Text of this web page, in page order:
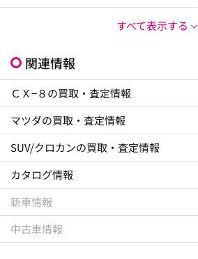
すべて表示する
関連情報
ＣＸ−８の買取・査定情報
マツダの買取・査定情報
SUV/クロカンの買取・査定情報
カタログ情報
新車情報
中古車情報